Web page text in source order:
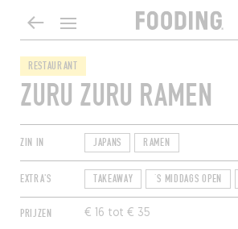
RESTAURANT
ZURU ZURU RAMEN
ZIN IN JAPANS RAMEN
EXTRA'S TAKEAWAY ‘S MIDDAGS OPEN
PRIJZEN € 16 tot € 35